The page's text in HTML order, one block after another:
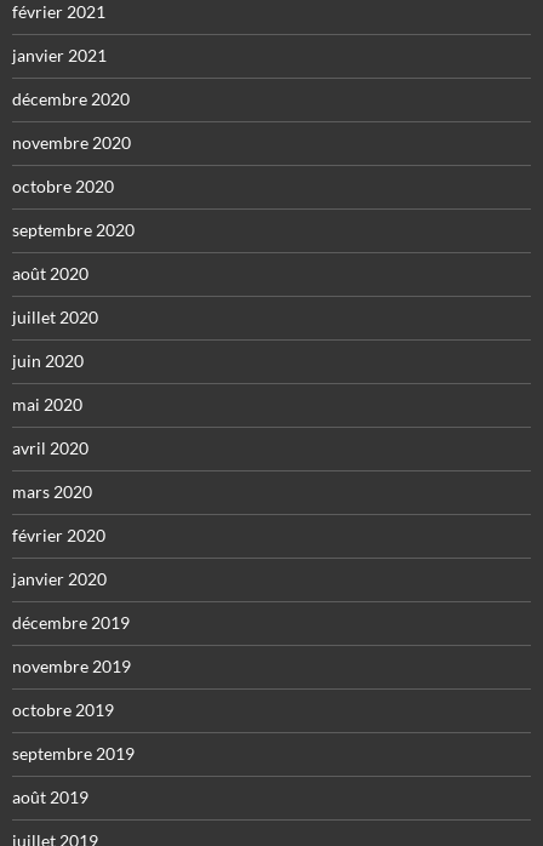
février 2021
janvier 2021
décembre 2020
novembre 2020
octobre 2020
septembre 2020
août 2020
juillet 2020
juin 2020
mai 2020
avril 2020
mars 2020
février 2020
janvier 2020
décembre 2019
novembre 2019
octobre 2019
septembre 2019
août 2019
juillet 2019